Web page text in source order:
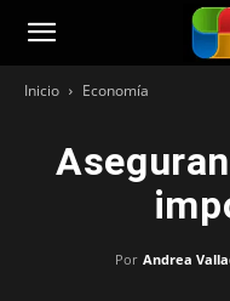
Noticias251
Inicio Economía
Por Andrea